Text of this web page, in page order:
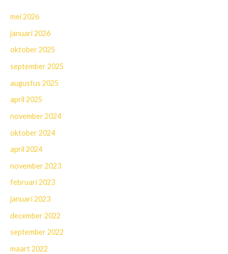
mei 2026
januari 2026
oktober 2025
september 2025
augustus 2025
april 2025
november 2024
oktober 2024
april 2024
november 2023
februari 2023
januari 2023
december 2022
september 2022
maart 2022